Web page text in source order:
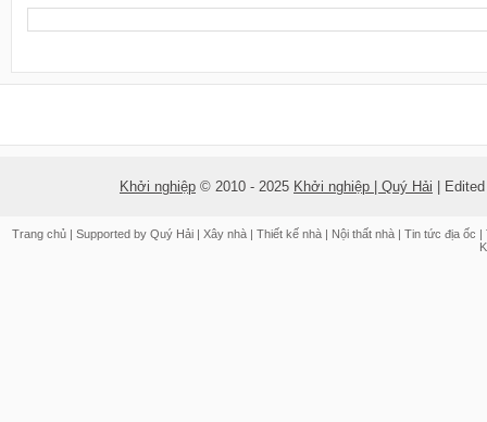
Khởi nghiệp © 2010 - 2025 Khởi nghiệp | Quý Hải |
Trang chủ | Supported by Quý Hải | Xây nhà | Thiết kế nhà | Nội thất nhà | Tin tức địa ốc |